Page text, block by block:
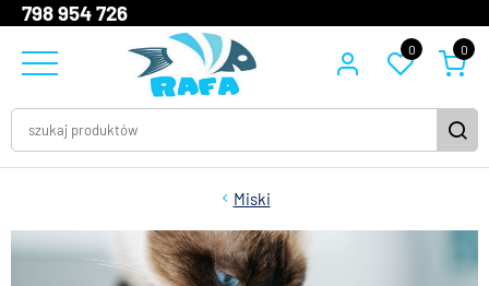
798 954 726
0 0
Miski